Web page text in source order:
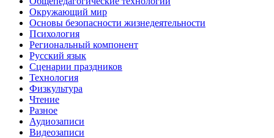
Окружающий мир
Основы безопасности жизнедеятельности
Психология
Региональный компонент
Русский язык
Сценарии праздников
Технология
Физкультура
Чтение
Разное
Аудиозаписи
Видеозаписи